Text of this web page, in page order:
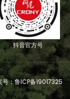
抖音官方号
：鲁ICP备19017325